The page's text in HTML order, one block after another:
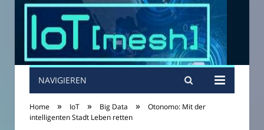
NAVIGIEREN
Home » IoT » Big Data »
Otonomo: Mit der
intelligenten Stadt Leben retten